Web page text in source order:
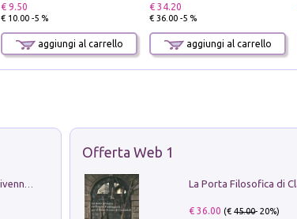
€ 9.50
€ 10.00 -5 %
aggiungi al carrello
€ 34.20
€ 36.00 -5 %
aggiungi al carrello
Offerta Web 1
€ 36.00 (€45.00- 20%)